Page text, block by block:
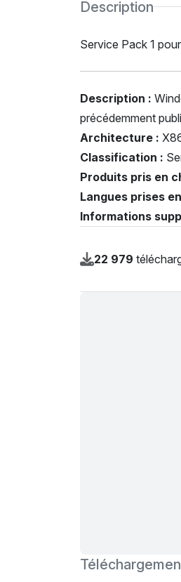
Description
Service Pack 1
Description :
précédemment
Architecture :
Classification :
Produits pris en
Langues prises
Informations
22 979